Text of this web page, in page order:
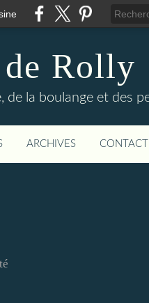
Rolly
la boulange et des
ARCHIVES CONTACT